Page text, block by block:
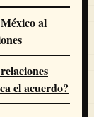
al
el acuerdo?